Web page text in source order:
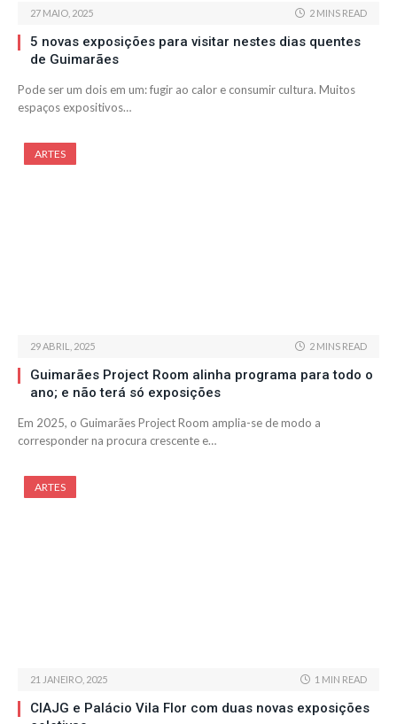
27 MAIO, 2025 2 MINS READ
5 novas exposições para visitar nestes dias quentes
de Guimarães
Pode ser um dois em um: fugir ao calor e consumir cultura. Muitos
espaços expositivos…
ARTES
29 ABRIL, 2025 2 MINS READ
Guimarães Project Room alinha programa para todo o
ano; e não terá só exposições
Em 2025, o Guimarães Project Room amplia-se de modo a
corresponder na procura crescente e…
ARTES
21 JANEIRO, 2025 1 MIN READ
CIAJG e Palácio Vila Flor com duas novas exposições